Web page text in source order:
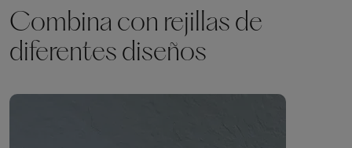
Combina con rejillas de
diferentes diseños